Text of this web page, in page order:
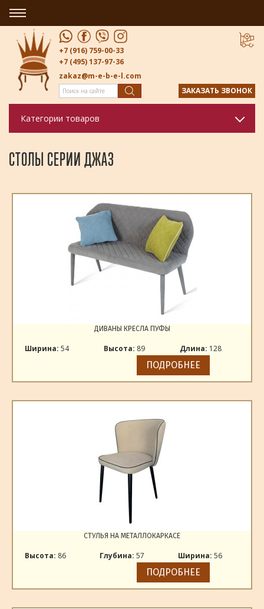
+7 (916) 759-00-33
+7 (495) 137-97-36
zakaz@m-e-b-e-l.com
ЗАКАЗАТЬ ЗВОНОК
Категории товаров
СТОЛЫ СЕРИИ ДЖАЗ
ДИВАНЫ КРЕСЛА ПУФЫ
Ширина: 54 Высота: 89 Длина: 128
ПОДРОБНЕЕ
СТУЛЬЯ НА МЕТАЛЛОКАРКАСЕ
Высота: 86 Глубина: 57 Ширина: 56
ПОДРОБНЕЕ